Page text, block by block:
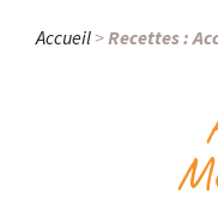
Accueil >Recettes :